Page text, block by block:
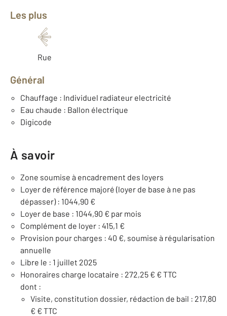
Les plus
Rue
Général
Chauffage : Individuel radiateur electricité
Eau chaude : Ballon électrique
Digicode
À savoir
Zone soumise à encadrement des loyers
Loyer de référence majoré (loyer de base à ne pas
dépasser) : 1044,90 €
Loyer de base : 1044,90 € par mois
Complément de loyer : 415,1 €
Provision pour charges : 40 €, soumise à régularisation
annuelle
Libre le : 1 juillet 2025
Honoraires charge locataire : 272,25 € € TTC
dont :
Visite, constitution dossier, rédaction de bail : 217,80
€ € TTC